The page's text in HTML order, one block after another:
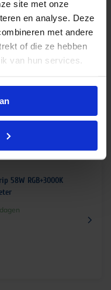
site met onze
en analyse. Deze
met andere
of die ze hebben
van hun services.
58W RGB+2700K
58W RGB+3000K